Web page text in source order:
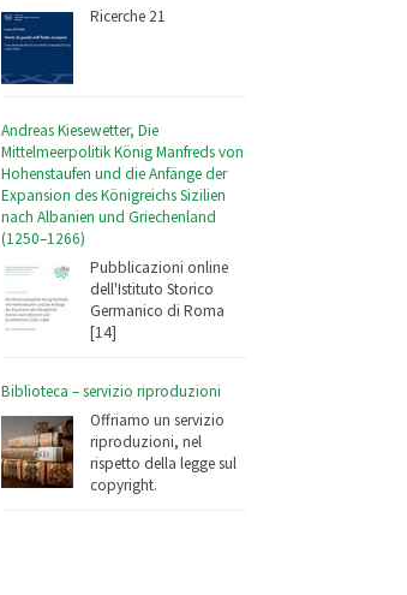
Ricerche 21
Andreas Kiesewetter, Die
Mittelmeerpolitik König Manfreds von
Hohenstaufen und die Anfänge der
Expansion des Königreichs Sizilien
nach Albanien und Griechenland
(1250–1266)
Pubblicazioni online
dell'Istituto Storico
Germanico di Roma
[14]
Biblioteca – servizio riproduzioni
Offriamo un servizio
riproduzioni, nel
rispetto della legge sul
copyright.